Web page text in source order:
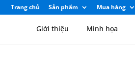
Trang chủ Sản phẩm Mua hàng
Giới thiệu Minh họa